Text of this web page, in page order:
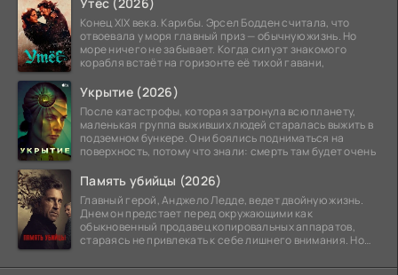
Конец XIX века. Карибы. Эрсел Бодден считала, что
отвоевала у моря главный приз — обычную жизнь. Но
море ничего не забывает. Когда силуэт знакомого
корабля встаёт на горизонте её тихой гавани,
Укрытие (2026)
После катастрофы, которая затронула всю планету,
маленькая группа выживших людей старалась выжить в
подземном бункере. Они боялись подниматься на
поверхность, потому что знали: смерть там будет очень
Память убийцы (2026)
Главный герой, Анджело Ледде, ведет двойную жизнь.
Днем он предстает перед окружающими как
обыкновенный продавец копировальных аппаратов,
стараясь не привлекать к себе лишнего внимания. Но